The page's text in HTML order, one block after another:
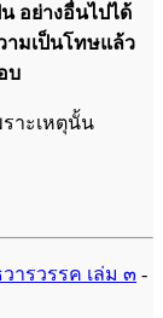
อย่างอื่นไปได้
มเป็นโทษแล้ว
บ
าะเหตุนั้น
ารวรรค เล่ม ๓ -